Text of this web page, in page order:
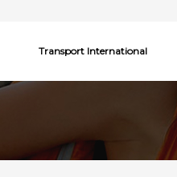
Transport International